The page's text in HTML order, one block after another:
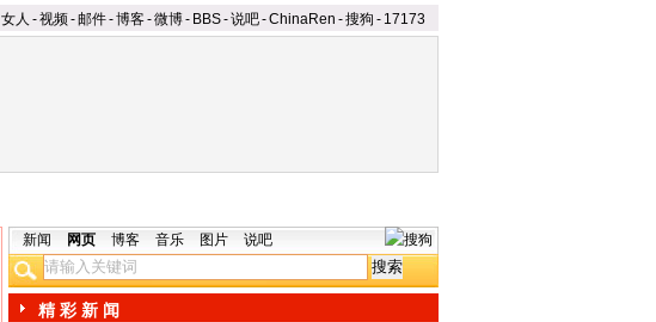
女人 -视频-邮件-博客-微博- BBS-说吧-ChinaRen -搜狗 - 17173
新闻 网页 博客 音乐 图片 说吧
精 彩 新 闻